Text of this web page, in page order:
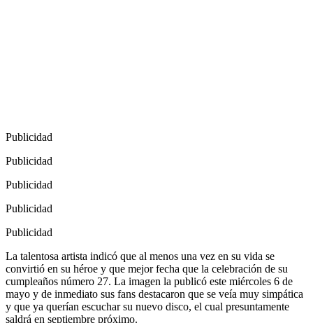
Publicidad
Publicidad
Publicidad
Publicidad
Publicidad
La talentosa artista indicó que al menos una vez en su vida se
convirtió en su héroe y que mejor fecha que la celebración de su
cumpleaños número 27. La imagen la publicó este miércoles 6 de
mayo y de inmediato sus fans destacaron que se veía muy simpática
y que ya querían escuchar su nuevo disco, el cual presuntamente
saldrá en septiembre próximo.